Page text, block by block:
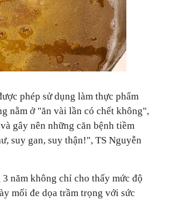
phép sử dụng làm thực phẩm
nằm ở "ăn vài lần có chết không",
gây nên những căn bệnh tiềm
suy gan, suy thận!", TS Nguyễn
năm không chỉ cho thấy mức độ
mối đe dọa trầm trọng với sức